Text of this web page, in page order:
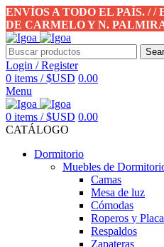
ENVÍOS A TODO EL PAÍS. / /
DE CARMELO Y N.
Login / Register
0 items / $USD 0.00
Menu
0 items / $USD 0.00
CATÁLOGO
Dormitorio
Muebles de
Camas
Mesa de luz
Cómodas
Roperos y
Respaldos
Zapateras